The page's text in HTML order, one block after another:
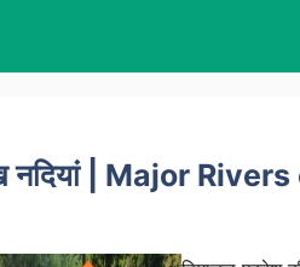
नदियां | Major